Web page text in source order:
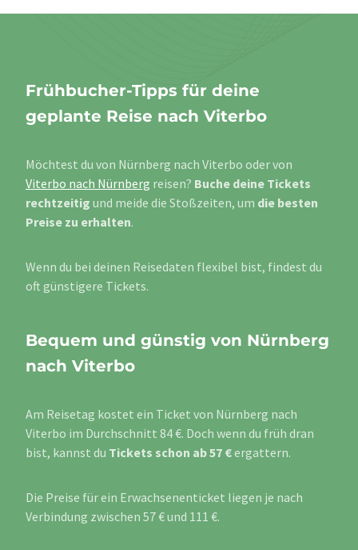
Frühbucher-Tipps für deine
geplante Reise nach Viterbo
Möchtest du von Nürnberg nach Viterbo oder von
Viterbo nach Nürnberg reisen? Buche deine Tickets
rechtzeitig und meide die Stoßzeiten, um die besten
Preise zu erhalten.
Wenn du bei deinen Reisedaten flexibel bist, findest du
oft günstigere Tickets.
Bequem und günstig von Nürnberg
nach Viterbo
Am Reisetag kostet ein Ticket von Nürnberg nach
Viterbo im Durchschnitt 84 €. Doch wenn du früh dran
bist, kannst du Tickets schon ab 57 €ergattern.
Die Preise für ein Erwachsenenticket liegen je nach
Verbindung zwischen 57 € und 111 €.